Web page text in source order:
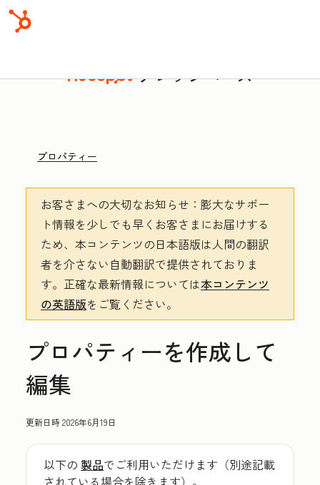
ナレッジベース
プロパティー
お客さまへの大切なお知らせ ：膨大なサポー
ト情報を少しでも早くお客さまにお届けする
ため、本コンテンツの日本語版は人間の翻訳
者を介さない自動翻訳で提供されておりま
す。 正確な最新情報については本コンテンツ
の英語版をご覧ください。
プロパティーを作成して
編集
更新日時2026年6月19日
以下の 製品でご利用いただけます（別途記載
されている場合を除きます）。